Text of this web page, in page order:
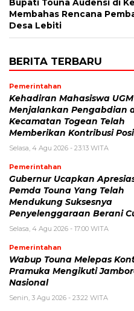
Bupati Touna Audensi di
Membahas Rencana
Desa Lebiti
BERITA TERBARU
Pemerintahan
Kehadiran Mahasiswa
Menjalankan Pengabdian
Kecamatan Togean Telah
Memberikan Kontribusi
Selasa, 4 Agu 2026 - 23:13 WITA
Pemerintahan
Gubernur Ucapkan
Pemda Touna Yang Telah
Mendukung Suksesnya
Penyelenggaraan Berani
Selasa, 4 Agu 2026 - 17:00 WITA
Pemerintahan
Wabup Touna Melepas
Pramuka Mengikuti
Nasional
Senin, 3 Agu 2026 - 23:22 WITA